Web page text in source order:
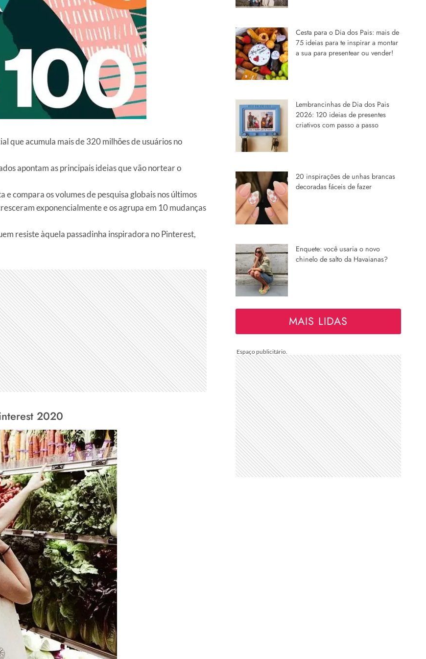
que acumula mais de 320 milhões de usuários no
apontam as principais ideias que vão nortear o
compara os volumes de pesquisa globais nos últimos
exponencialmente e os agrupa em 10 mudanças
resiste àquela passadinha inspiradora no Pinterest,
2020
Cesta para o Dia dos Pais: mais de
75 ideias para te inspirar a montar
a sua para presentear ou vender!
Lembrancinhas de Dia dos Pais
2026: 120 ideias de presentes
criativos com passo a passo
20 inspirações de unhas brancas
decoradas fáceis de fazer
Enquete: você usaria o novo
chinelo de salto da Havaianas?
MAIS LIDAS